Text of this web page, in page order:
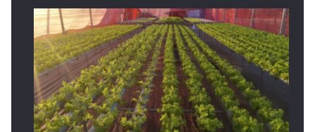
Bailarina de Nova Andradina conquista 2º lugar no...
Bailarina de Nova Andradina conquista 2º lugar no...